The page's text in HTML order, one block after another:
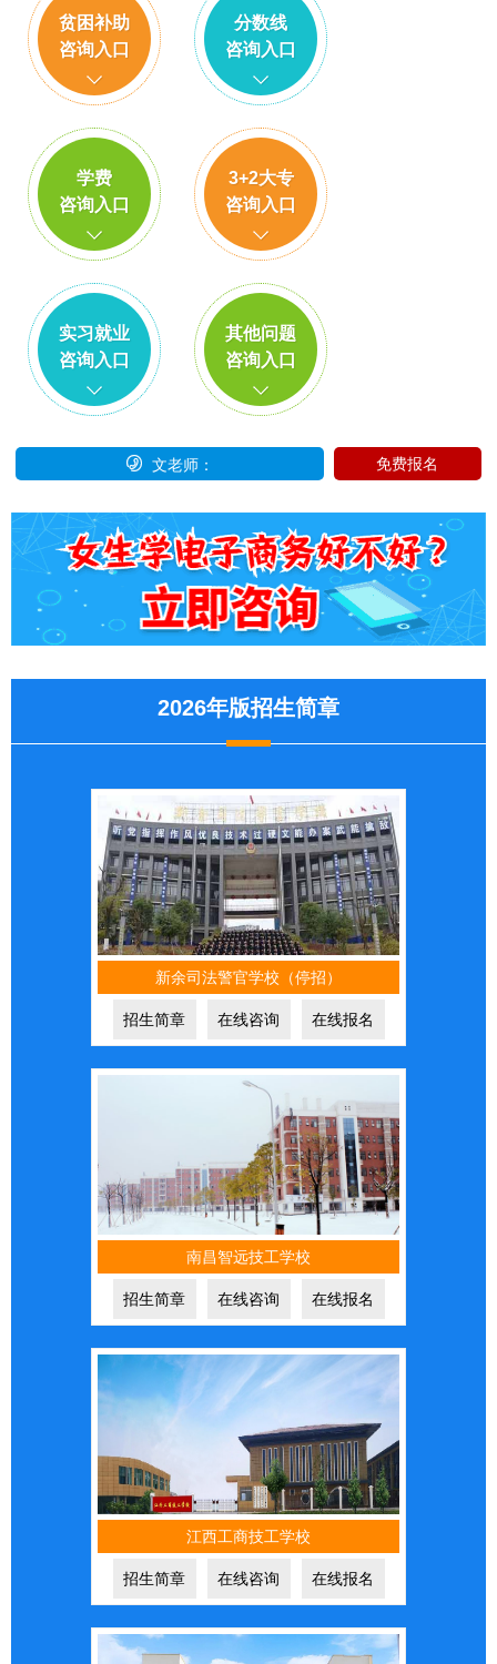
贫困补助
咨询入口
分数线
咨询入口
学费
咨询入口
3+2大专
咨询入口
实习就业
咨询入口
其他问题
咨询入口
 文老师： 免费报名
2026年版招生简章
新余司法警官学校（停招）
招生简章 在线咨询 在线报名
南昌智远技工学校
招生简章 在线咨询 在线报名
江西工商技工学校
招生简章 在线咨询 在线报名